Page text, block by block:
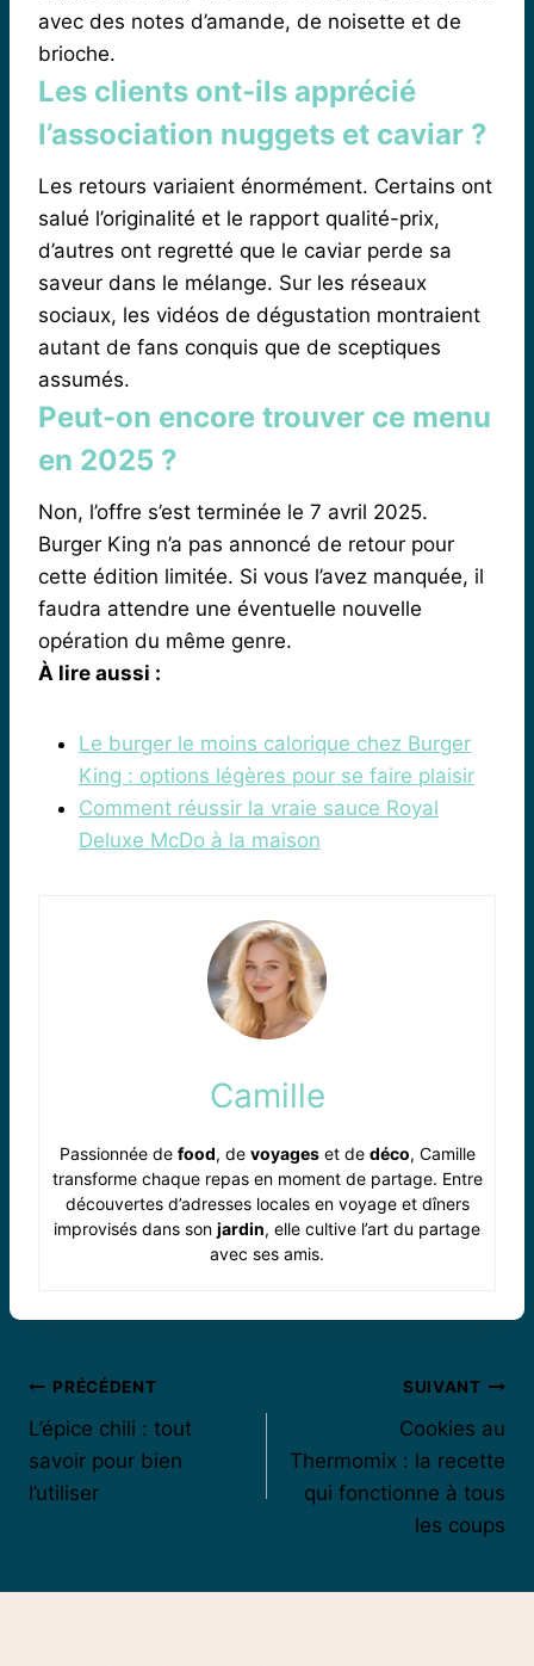
avec des notes d’amande, de noisette et de
brioche.
Les clients ont-ils apprécié
l’association nuggets et caviar ?
Les retours variaient énormément. Certains ont
salué l’originalité et le rapport qualité-prix,
d’autres ont regretté que le caviar perde sa
saveur dans le mélange. Sur les réseaux
sociaux, les vidéos de dégustation montraient
autant de fans conquis que de sceptiques
assumés.
Peut-on encore trouver ce menu
en 2025 ?
Non, l’offre s’est terminée le 7 avril 2025.
Burger King n’a pas annoncé de retour pour
cette édition limitée. Si vous l’avez manquée, il
faudra attendre une éventuelle nouvelle
opération du même genre.
À lire aussi :
Le burger le moins calorique chez Burger
King : options légères pour se faire plaisir
Comment réussir la vraie sauce Royal
Deluxe McDo à la maison
Camille
Passionnée de food, de voyageset de déco, Camille
transforme chaque repas en moment de partage. Entre
découvertes d’adresses locales en voyage et dîners
improvisés dans son jardin, elle cultive l’art du partage
avec ses amis.
Navigation
de
l’article
PRÉCÉDENT
L’épice chili : tout
savoir pour bien
l’utiliser
SUIVANT
Cookies au
Thermomix : la recette
qui fonctionne à tous
les coups